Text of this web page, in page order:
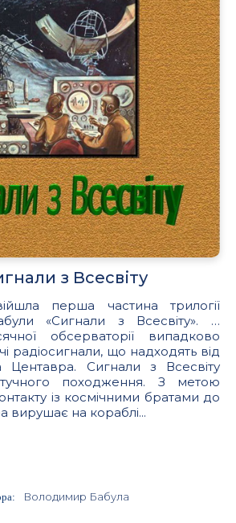
з Всесвіту
перша частина трилогії
«Сигнали з Всесвіту». …
обсерваторії випадково
радіосигнали, що надходять від
Центавра. Сигнали з Всесвіту
походження. З метою
із космічними братами до
вирушає на кораблі...
Володимир Бабула